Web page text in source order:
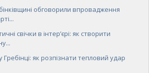
обговорили впровадження
свічки в інтер’єрі: як створити
Гребінці: як розпізнати тепловий удар